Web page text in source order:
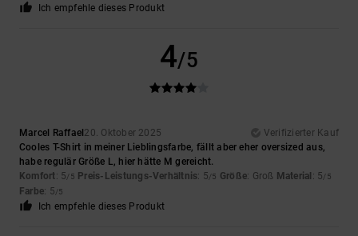
Ich empfehle dieses Produkt
4/5
Marcel Raffael 20. Oktober 2025
Verifizierter Kauf
Cooles T-Shirt in meiner Lieblingsfarbe, fällt aber eher oversized aus,
habe regulär Größe L, hier hätte M gereicht.
Komfort: 5/5 Preis-Leistungs-Verhältnis: 5/5 Größe: Groß Material : 5/5
Farbe: 5/5
Ich empfehle dieses Produkt